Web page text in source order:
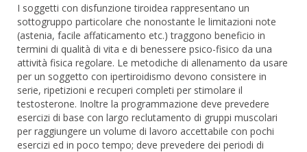
I soggetti con disfunzione tiroidea rappresentano un
sottogruppo particolare che nonostante le limitazioni note
(astenia, facile affaticamento etc.) traggono beneficio in
termini di qualità di vita e di benessere psico-fisico da una
attività fisica regolare. Le metodiche di allenamento da usare
per un soggetto con ipertiroidismo devono consistere in
serie, ripetizioni e recuperi completi per stimolare il
testosterone. Inoltre la programmazione deve prevedere
esercizi di base con largo reclutamento di gruppi muscolari
per raggiungere un volume di lavoro accettabile con pochi
esercizi ed in poco tempo; deve prevedere dei periodi di